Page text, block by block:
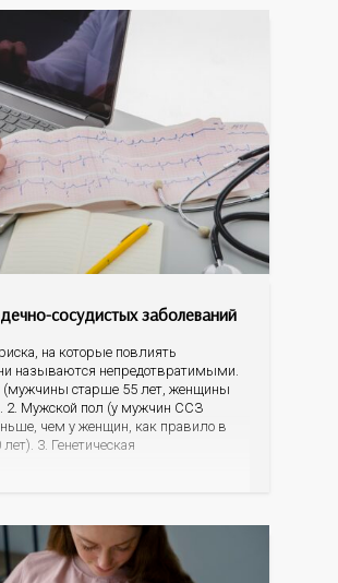
сосудистых заболеваний
на которые повлиять
называются непредотвратимыми.
(мужчины старше 55 лет, женщины
2. Мужской пол (у мужчин ССЗ
чем у женщин, как правило в
3. Генетическая